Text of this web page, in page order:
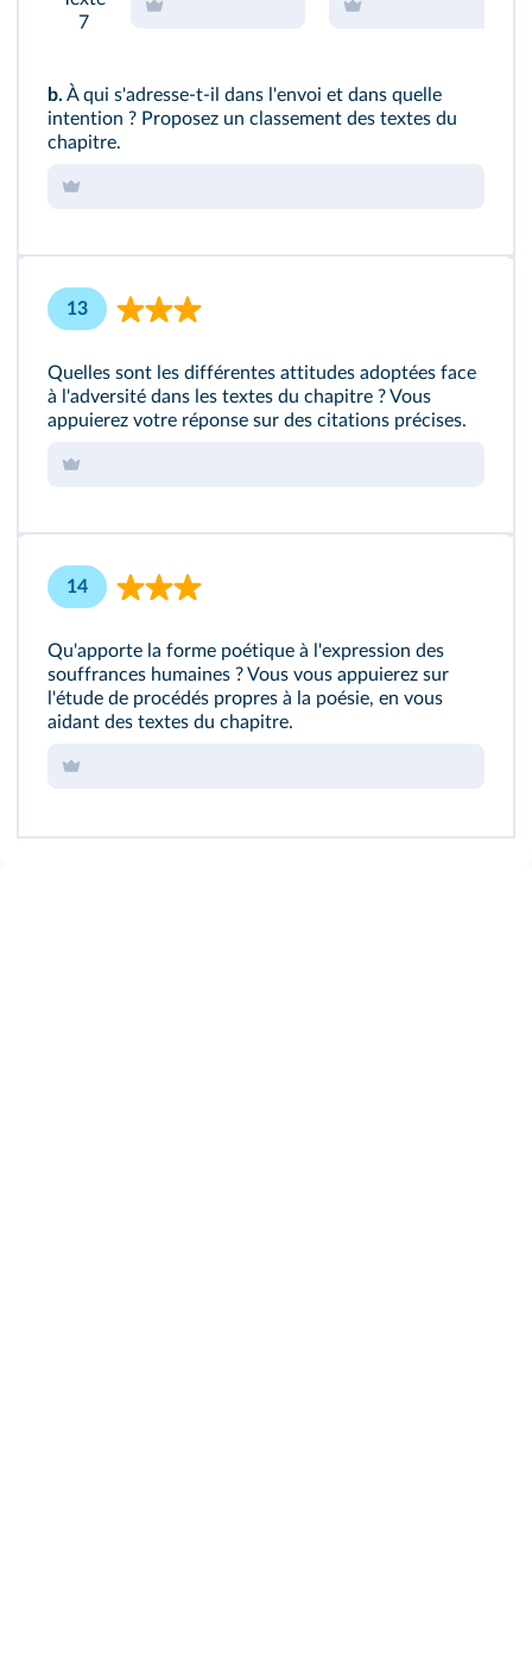
7
b. À qui s'adresse-t-il dans l'envoi et dans quelle
intention ? Proposez un classement des textes du
chapitre.
13
Quelles sont les différentes attitudes adoptées face
à l'adversité dans les textes du chapitre ? Vous
appuierez votre réponse sur des citations précises.
14
Qu'apporte la forme poétique à l'expression des
souffrances humaines ? Vous vous appuierez sur
l'étude de procédés propres à la poésie, en vous
aidant des textes du chapitre.